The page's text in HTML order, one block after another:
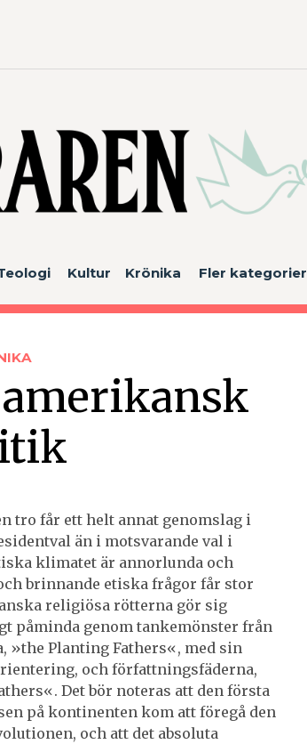
Kultur Krönika Fler kategorier
tro får ett helt annat genomslag i
än i motsvarande val i
klimatet är annorlunda och
brinnande etiska frågor får stor
religiösa rötterna gör sig
påminda genom tankemönster från
»the Planting Fathers«, med sin
och författningsfäderna,
Det bör noteras att den första
på kontinenten kom att föregå den
och att det absoluta